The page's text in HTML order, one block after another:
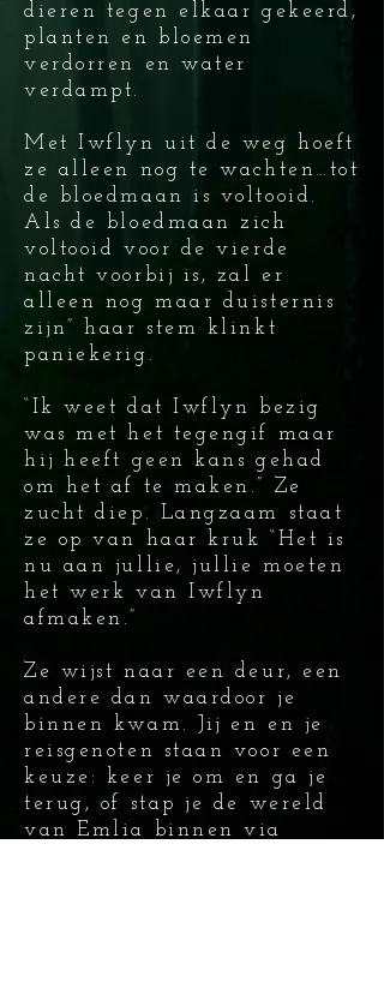
dieren tegen elkaar gekeerd,
planten en bloemen
verdorren en water
verdampt.
Met Iwflyn uit de weg hoeft
ze alleen nog te wachten…tot
de bloedmaan is voltooid.
Als de bloedmaan zich
voltooid voor de vierde
nacht voorbij is, zal er
alleen nog maar duisternis
zijn” haar stem klinkt
paniekerig.
“Ik weet dat Iwflyn bezig
was met het tegengif maar
hij heeft geen kans gehad
om het af te maken.” Ze
zucht diep. Langzaam staat
ze op van haar kruk “Het is
nu aan jullie, jullie moeten
het werk van Iwflyn
afmaken.”
Ze wijst naar een deur, een
andere dan waardoor je
binnen kwam. Jij en en je
reisgenoten staan voor een
keuze: keer je om en ga je
terug, of stap je de wereld
van Emlia binnen via